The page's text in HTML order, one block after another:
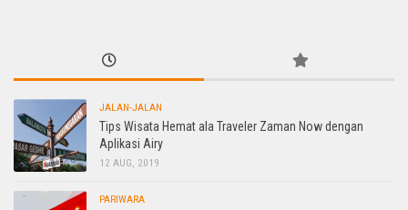
JALAN-JALAN
Tips Wisata Hemat ala Traveler Zaman Now dengan
Aplikasi Airy
12 AUG, 2019
PARIWARA